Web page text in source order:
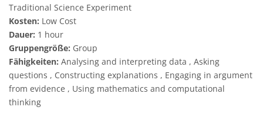
Traditional Science Experiment
Kosten: Low Cost
Dauer: 1 hour
Gruppengröße: Group
Fähigkeiten: Analysing and interpreting data , Asking
questions , Constructing explanations , Engaging in argument
from evidence , Using mathematics and computational
thinking